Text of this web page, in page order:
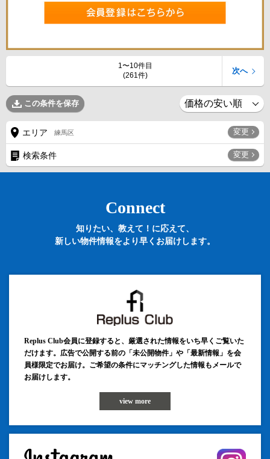
1〜10件目
(261件)
次へ
この条件を保存
エリア 練馬区 変更
検索条件 変更
Connect
知りたい、教えて！に応えて、
新しい物件情報をより早くお届けします。
Replus Club会員に登録すると、厳選された情報をいち早くご覧いた
だけます。広告で公開する前の「未公開物件」や「最新情報」を会
員様限定でお届け。ご希望の条件にマッチングした情報もメールで
お届けします。
view more